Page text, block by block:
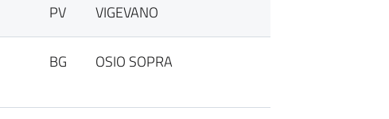
PV VIGEVANO
BG OSIO SOPRA